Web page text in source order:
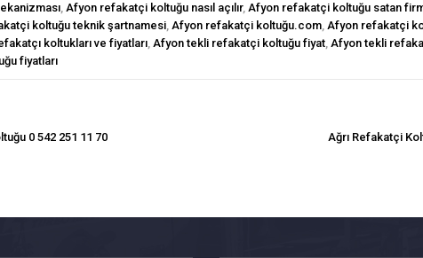
, Afyon refakatçi koltuğu nasıl açılır, Afyon refakatçi koltuğu satan
koltuğu teknik şartnamesi, Afyon refakatçi koltuğu.com, Afyon refakatçi
koltukları ve fiyatları, Afyon tekli refakatçi koltuğu fiyat, Afyon tekli
fiyatları
0 542 251 11 70 Ağrı Refakatçi